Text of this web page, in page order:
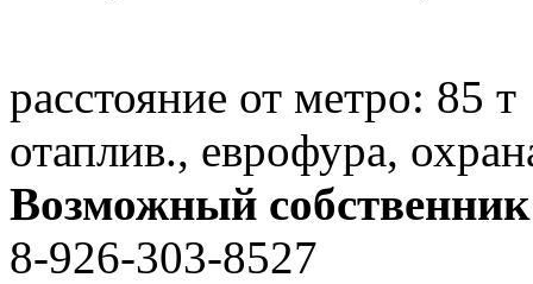
расстояние от метро: 85 т
отаплив., еврофура,
Возможный
8-926-303-8527